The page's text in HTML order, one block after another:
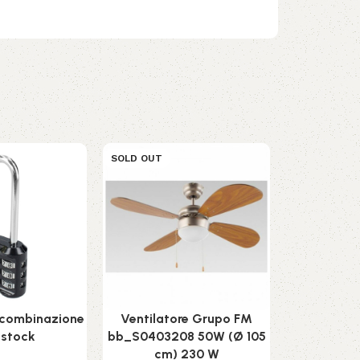
SOLD OUT
Ventilatore Grupo FM
bb_S0403208 50W (Ø 105
cm) 230 W
SOLD OUT
Zaino
20